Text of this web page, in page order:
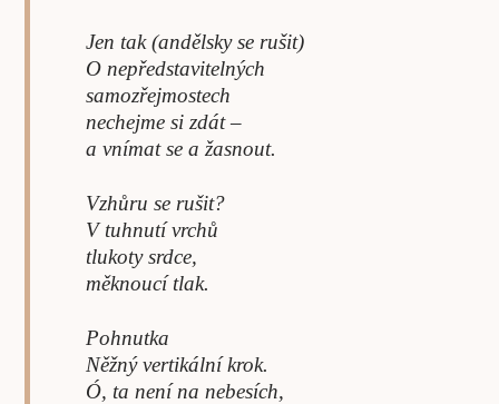
Jen tak (andělsky se rušit)
O nepředstavitelných
samozřejmostech
nechejme si zdát –
a vnímat se a žasnout.
Vzhůru se rušit?
V tuhnutí vrchů
tlukoty srdce,
měknoucí tlak.
Pohnutka
Něžný vertikální krok.
Ó, ta není na nebesích,